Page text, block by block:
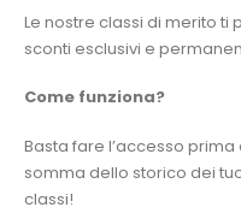
Le nostre classi di merito
sconti esclusivi e
Come funziona?
Basta fare l’accesso
somma dello storico dei
classi!